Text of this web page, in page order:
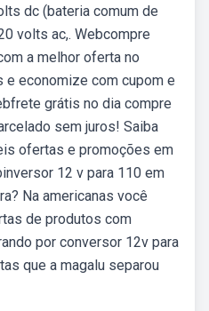
dc (bateria comum de
volts ac,. Webcompre
a melhor oferta no
e economize com cupom e
grátis no dia compre
sem juros! Saiba
ofertas e promoções em
12 v para 110 em
Na americanas você
de produtos com
por conversor 12v para
que a magalu separou